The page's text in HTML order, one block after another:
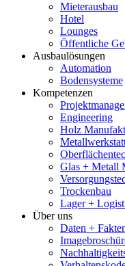
Mieterausbau
Hotel
Lounges
Öffentliche
Ausbaulösungen
Automation
Bodensysteme
Kompetenzen
Engineering
Holz
Glas + Metall
Trockenbau
Lager +
Über uns
Daten +